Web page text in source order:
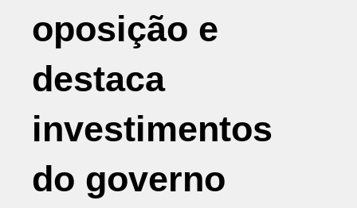
oposição e
destaca
investimentos
do governo